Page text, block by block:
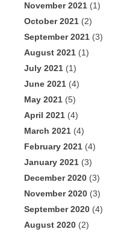
November 2021 (1)
October 2021 (2)
September 2021 (3)
August 2021 (1)
July 2021 (1)
June 2021 (4)
May 2021 (5)
April 2021 (4)
March 2021 (4)
February 2021 (4)
January 2021 (3)
December 2020 (3)
November 2020 (3)
September 2020 (4)
August 2020 (2)